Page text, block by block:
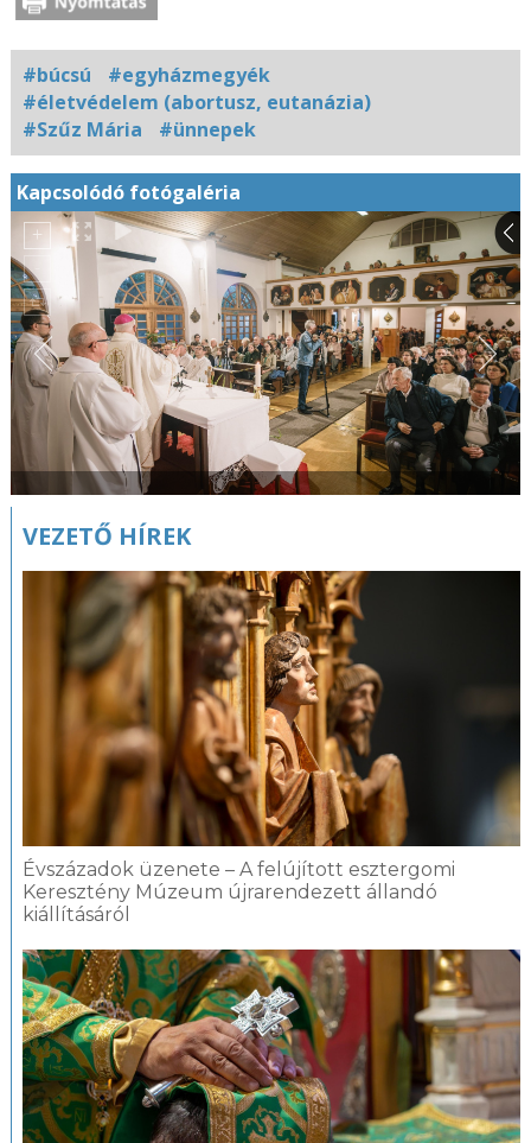
#búcsú
#egyházmegyék
#életvédelem (abortusz, eutanázia)
#Szűz Mária
#ünnepek
Kapcsolódó fotógaléria
VEZETŐ HÍREK
Évszázadok üzenete – A felújított esztergomi
Keresztény Múzeum újrarendezett állandó
kiállításáról